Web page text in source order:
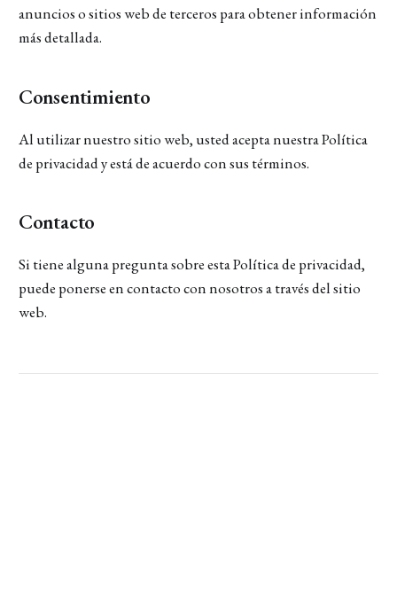
anuncios o sitios web de terceros para obtener información
más detallada.
Consentimiento
Al utilizar nuestro sitio web, usted acepta nuestra Política
de privacidad y está de acuerdo con sus términos.
Contacto
Si tiene alguna pregunta sobre esta Política de privacidad,
puede ponerse en contacto con nosotros a través del sitio
web.